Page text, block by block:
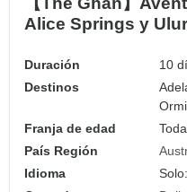
Alice Springs y
Duración
10
Destinos
Franja de edad
País Región
Idioma